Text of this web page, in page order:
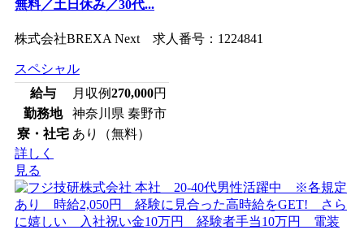
無料／土日休み／30代...
株式会社BREXA Next 求人番号：1224841
スペシャル
給与
月収例270,000円
勤務地
神奈川県 秦野市
寮・社宅 あり（無料）
詳しく
見る